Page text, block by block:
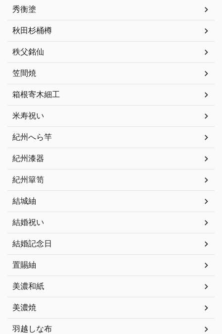
秀衡塗
秋田杉桶樽
秩父銘仙
笠間焼
箱根寄木細工
米寿祝い
紀州へら竿
紀州漆器
紀州簞笥
結城紬
結婚祝い
結婚記念日
置賜紬
美濃和紙
美濃焼
羽越しな布